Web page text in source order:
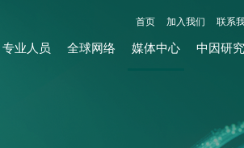
首页 加入我们 联系
专业人员 全球网络 媒体中心 中因研